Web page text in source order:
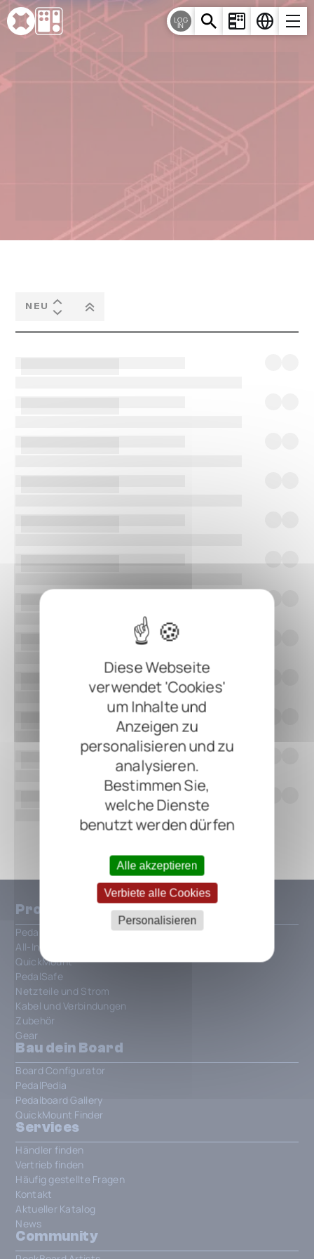
Cookie-Einstellungen
Diese Webseite
verwendet 'Cookies'
um Inhalte und
Anzeigen zu
personalisieren und zu
analysieren.
Bestimmen Sie,
welche Dienste
benutzt werden dürfen
Alle akzeptieren
Verbiete alle Cookies
Personalisieren
LOG
IN
NEU
Produkte
Pedalboards
All-In-One Patchbays
QuickMount
PedalSafe
Netzteile und Strom
Kabel und Verbindungen
Zubehör
Gear
Bau dein Board
Board Configurator
PedalPedia
Pedalboard Gallery
QuickMount Finder
Services
Händler finden
Vertrieb finden
Häufig gestellte Fragen
Kontakt
Aktueller Katalog
News
Community